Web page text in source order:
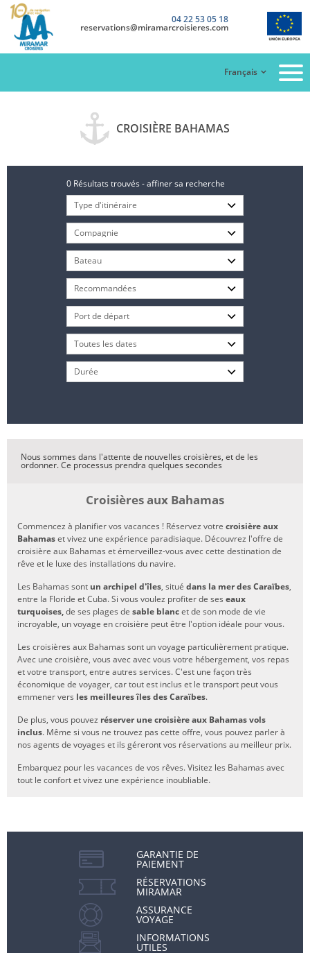
04 22 53 05 18
reservations@miramarcroisieres.com
Français
CROISIÈRE BAHAMAS
0 Résultats trouvés - affiner sa recherche
Nous sommes dans l'attente de nouvelles croisières, et de les
ordonner. Ce processus prendra quelques secondes
Croisières aux Bahamas
Commencez à planifier vos vacances ! Réservez votre croisière aux
Bahamaset vivez une expérience paradisiaque. Découvrez l'offre de
croisière aux Bahamas et émerveillez-vous avec cette destination de
rêve et le luxe des installations du navire.
Les Bahamas sont un archipel d'îles, situé dans la mer des Caraïbes,
entre la Floride et Cuba. Si vous voulez profiter de ses eaux
turquoises,de ses plages de sable blancet de son mode de vie
incroyable, un voyage en croisière peut être l'option idéale pour vous.
Les croisières aux Bahamas sont un voyage particulièrement pratique.
Avec une croisière, vous avec avec vous votre hébergement, vos repas
et votre transport, entre autres services. C'est une façon très
économique de voyager, car tout est inclus et le transport peut vous
emmener vers les meilleures îles des Caraïbes.
De plus, vous pouvez réserver une croisière aux Bahamas vols
inclus. Même si vous ne trouvez pas cette offre, vous pouvez parler à
nos agents de voyages et ils géreront vos réservations au meilleur prix.
Embarquez pour les vacances de vos rêves. Visitez les Bahamas avec
tout le confort et vivez une expérience inoubliable.
GARANTIE DE
PAIEMENT
RÉSERVATIONS
MIRAMAR
ASSURANCE
VOYAGE
INFORMATIONS
UTILES